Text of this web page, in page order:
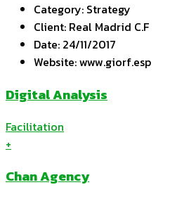
Category: Strategy
Client: Real Madrid C.F
Date: 24/11/2017
Website:www.giorf.esp
Digital Analysis
Facilitation
+
Chan Agency